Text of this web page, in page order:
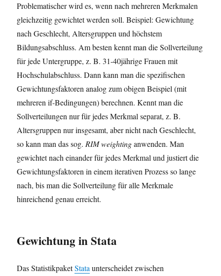
Problematischer wird es, wenn nach mehreren Merkmalen
gleichzeitig gewichtet werden soll. Beispiel: Gewichtung
nach Geschlecht, Altersgruppen und höchstem
Bildungsabschluss. Am besten kennt man die Sollverteilung
für jede Untergruppe, z. B. 31-40jährige Frauen mit
Hochschulabschluss. Dann kann man die spezifischen
Gewichtungsfaktoren analog zum obigen Beispiel (mit
mehreren if-Bedingungen) berechnen. Kennt man die
Sollverteilungen nur für jedes Merkmal separat, z. B.
Altersgruppen nur insgesamt, aber nicht nach Geschlecht,
so kann man das sog. RIM weightinganwenden. Man
gewichtet nach einander für jedes Merkmal und justiert die
Gewichtungsfaktoren in einem iterativen Prozess so lange
nach, bis man die Sollverteilung für alle Merkmale
hinreichend genau erreicht.
Gewichtung in Stata
Das StatistikpaketStata unterscheidet zwischen